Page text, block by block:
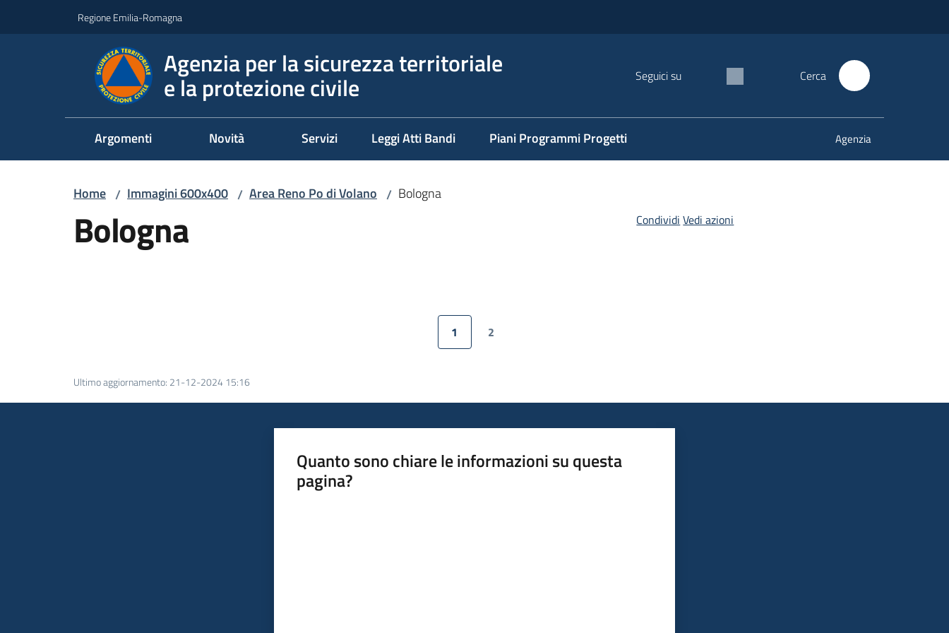
Regione Emilia-Romagna
Agenzia per la sicurezza territoriale
e la protezione civile Seguici su Cerca
Argomenti Novità Servizi Leggi Atti Bandi Piani Programmi Progetti Agenzia
Home / Immagini 600x400 / Area Reno Po di Volano / Bologna
Bologna Condividi Vedi azioni
Pagina precedente
Pagina
1 Pagina
2
Ultimo aggiornamento: 21-12-2024 15:16
Quanto sono chiare le informazioni su questa
pagina?